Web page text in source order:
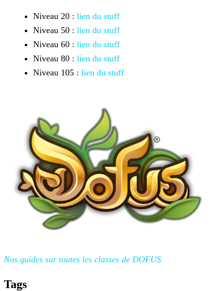
Niveau 20 : lien du stuff
Niveau 50 : lien du stuff
Niveau 60 : lien du stuff
Niveau 80 : lien du stuff
Niveau 105 : lien du stuff
Nos guides sur toutes les classes de DOFUS
Tags